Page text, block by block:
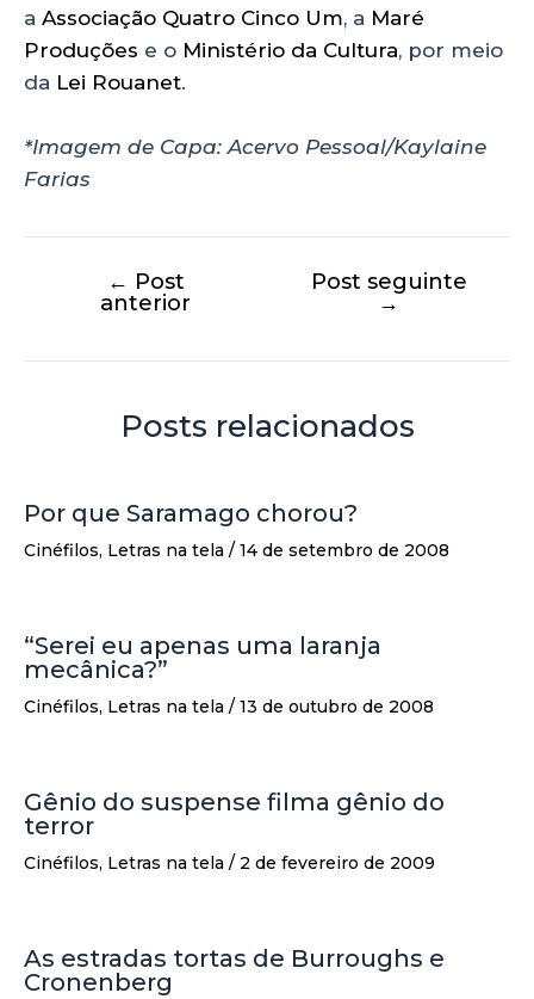
a Associação Quatro Cinco Um, a Maré
Produções e o Ministério da Cultura, por meio
da Lei Rouanet.
*Imagem de Capa: Acervo Pessoal/Kaylaine
Farias
← Post
anterior
Post seguinte
→
Posts relacionados
Por que Saramago chorou?
Cinéfilos, Letras na tela / 14 de setembro de 2008
“Serei eu apenas uma laranja
mecânica?”
Cinéfilos, Letras na tela / 13 de outubro de 2008
Gênio do suspense filma gênio do
terror
Cinéfilos, Letras na tela / 2 de fevereiro de 2009
As estradas tortas de Burroughs e
Cronenberg